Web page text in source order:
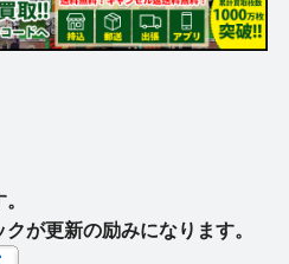
が更新の励みになります。